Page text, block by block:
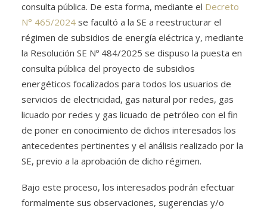
consulta pública. De esta forma, mediante el Decreto
N° 465/2024 se facultó a la SE a reestructurar el
régimen de subsidios de energía eléctrica y, mediante
la Resolución SE Nº 484/2025 se dispuso la puesta en
consulta pública del proyecto de subsidios
energéticos focalizados para todos los usuarios de
servicios de electricidad, gas natural por redes, gas
licuado por redes y gas licuado de petróleo con el fin
de poner en conocimiento de dichos interesados los
antecedentes pertinentes y el análisis realizado por la
SE, previo a la aprobación de dicho régimen.
Bajo este proceso, los interesados podrán efectuar
formalmente sus observaciones, sugerencias y/o